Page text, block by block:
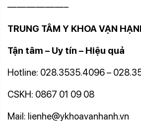
——————–
TRUNG TÂM Y KHOA VẠN
Tận tâm – Uy tín – Hiệu quả
Hotline: 028.3535.4096 –
CSKH: 0867 01 09 08
Mail: lienhe@ykhoavanhanh.vn